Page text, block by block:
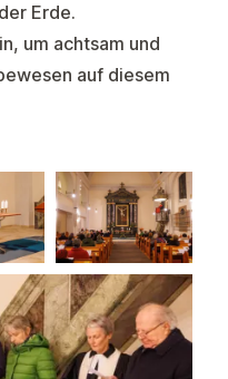
Erde.
um achtsam und
auf diesem